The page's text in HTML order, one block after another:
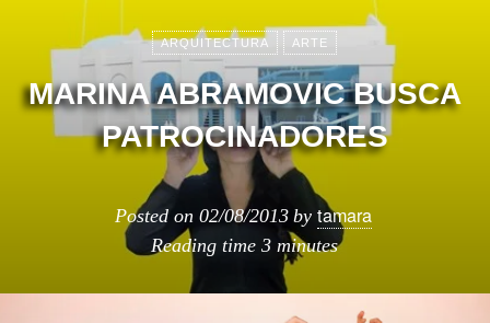
ARQUITECTURA ARTE
MARINA ABRAMOVIC BUSCA
PATROCINADORES
Posted on 02/08/2013 by tamara
Reading time 3 minutes